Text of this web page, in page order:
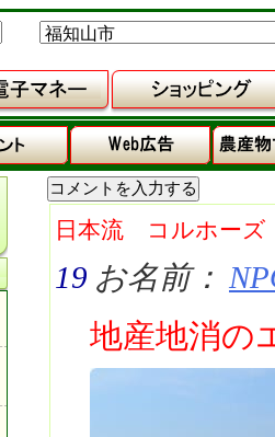
日本流 コルホーズ
19 お名前：
地産地消の